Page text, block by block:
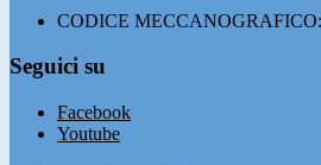
CODICE
Seguici su
Facebook
Youtube